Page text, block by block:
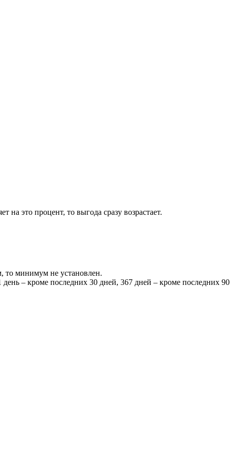
это процент, то выгода сразу возрастает.
то минимум не установлен.
– кроме последних 30 дней, 367 дней – кроме последних 90